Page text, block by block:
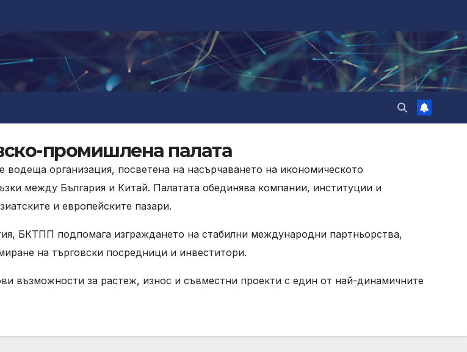
промишлена палата
е водеща организация, посветена на насърчаването на икономическото
между България и Китай. Палатата обединява компании, институции и
и европейските пазари.
БКТПП подпомага изграждането на стабилни международни партньорства,
на търговски посредници и инвеститори.
възможности за растеж, износ и съвместни проекти с един от най-динамичните